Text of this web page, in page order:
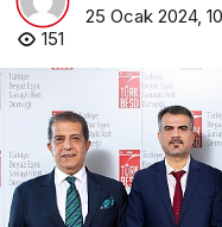
25 Ocak 2024,
151